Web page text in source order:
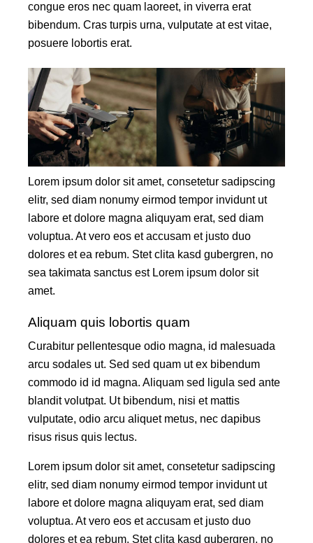
congue eros nec quam laoreet, in viverra erat
bibendum. Cras turpis urna, vulputate at est vitae,
posuere lobortis erat.
Lorem ipsum dolor sit amet, consetetur sadipscing
elitr, sed diam nonumy eirmod tempor invidunt ut
labore et dolore magna aliquyam erat, sed diam
voluptua. At vero eos et accusam et justo duo
dolores et ea rebum. Stet clita kasd gubergren, no
sea takimata sanctus est Lorem ipsum dolor sit
amet.
Aliquam quis lobortis quam
Curabitur pellentesque odio magna, id malesuada
arcu sodales ut. Sed sed quam ut ex bibendum
commodo id id magna. Aliquam sed ligula sed ante
blandit volutpat. Ut bibendum, nisi et mattis
vulputate, odio arcu aliquet metus, nec dapibus
risus risus quis lectus.
Lorem ipsum dolor sit amet, consetetur sadipscing
elitr, sed diam nonumy eirmod tempor invidunt ut
labore et dolore magna aliquyam erat, sed diam
voluptua. At vero eos et accusam et justo duo
dolores et ea rebum. Stet clita kasd gubergren, no